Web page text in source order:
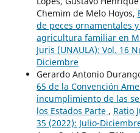
Chemim de Melo Hoyos,
de peces ornamentales
agricultura familiar en
Juris (UNAULA): Vol. 16
Diciembre
Gerardo Antonio
65 de la Convención
incumplimiento de las
los Estados Parte , Ratio
35 (2022): Julio-